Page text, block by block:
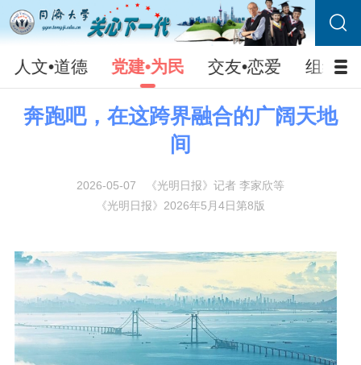
人文•道德 党建•为民 交友•恋爱 组织•
奔跑吧，在这跨界融合的广阔天地
间
2026-05-07
《光明日报》记者 李家欣等
《光明日报》2026年5月4日第8版